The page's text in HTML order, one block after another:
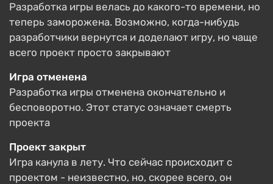
Разработка игры велась до какого-то времени, но
теперь заморожена. Возможно, когда-нибудь
разработчики вернутся и доделают игру, но чаще
всего проект просто закрывают
Игра отменена
Разработка игры отменена окончательно и
бесповоротно. Этот статус означает смерть
проекта
Проект закрыт
Игра канула в лету. Что сейчас происходит с
проектом - неизвестно, но, скорее всего, он